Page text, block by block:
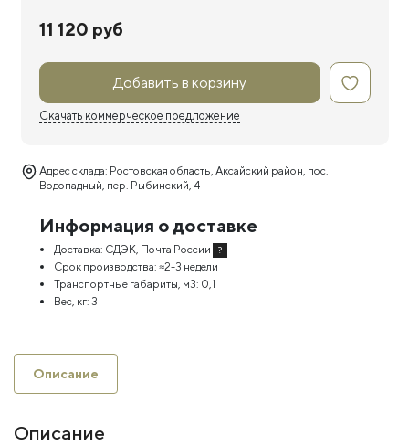
11 120 руб
Добавить в корзину
Скачать коммерческое предложение
Адрес склада: Ростовская область, Аксайский район, пос.
Водопадный, пер. Рыбинский, 4
Информация о доставке
Доставка: СДЭК, Почта России ?
Срок производства: ≈2-3 недели
Транспортные габариты, м3: 0,1
Вес, кг: 3
Описание
Описание